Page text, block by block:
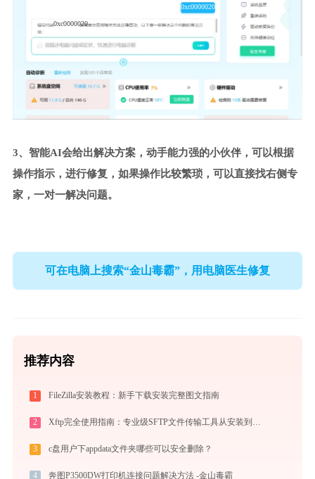
0xc0000020
0xc0000020
3、智能AI会给出解决方案，动手能力强的小伙伴，可以根据
操作指示，进行修复，如果操作比较繁琐，可以直接找右侧专
家，一对一解决问题。
可在电脑上搜索“金山毒霸”，用电脑医生修复
推荐内容
1 FileZilla安装教程：新手下载安装完整图文指南
2 Xftp完全使用指南：专业级SFTP文件传输工具从安装到精通（2026最新）
3 c盘用户下appdata文件夹哪些可以安全删除？
4 奔图P3500DW打印机连接问题解决方法 -金山毒霸